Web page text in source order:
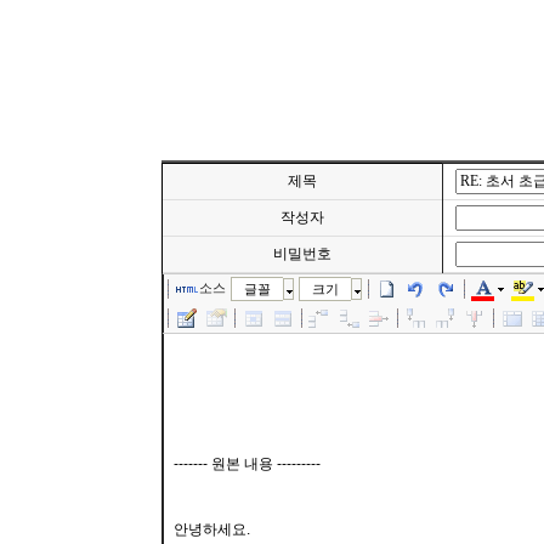
제목
작성자
비밀번호
소스 글꼴 크기